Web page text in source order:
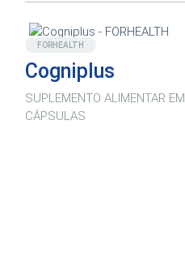
Destaque
FORHEALTH
Cogniplus
SUPLEMENTO ALIMENTAR EM
CÁPSULAS